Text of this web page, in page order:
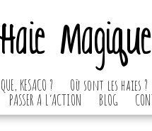
Haie Magique
KESACO ? Où sont les haies ?
PASSER A L’ACTION
BLOG